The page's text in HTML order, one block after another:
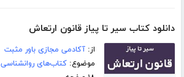
دانلود کتاب سیر تا پیاز قانون ارتعاش
از:آکادمی مجازی باور مثبت
موضوع:کتاب‌های روانشناسی